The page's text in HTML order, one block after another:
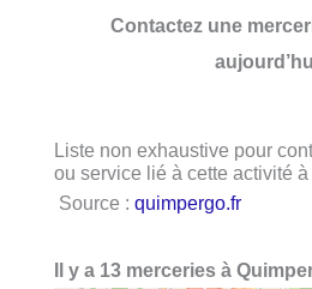
Contactez une
Liste non exhaustive pour
ou service lié à cette activité à
Source : quimpergo.fr
Il y a 13 merceries à